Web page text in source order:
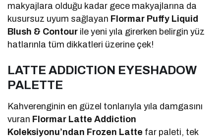
makyajlara olduğu kadar gece makyajlarına da
kusursuz uyum sağlayan Flormar Puffy Liquid
Blush & Contour ile yeni yıla girerken belirgin yüz
hatlarınla tüm dikkatleri üzerine çek!
LATTE ADDICTION EYESHADOW
PALETTE
Kahverenginin en güzel tonlarıyla yıla damgasını
vuran Flormar Latte Addiction
Koleksiyonu’ndan Frozen Latte far paleti, tek